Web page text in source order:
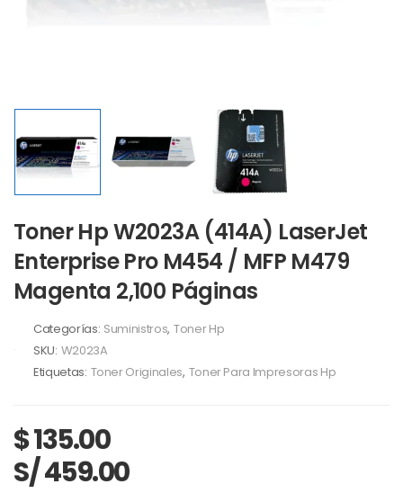
Toner Hp W2023A (414A) LaserJet
Enterprise Pro M454 / MFP M479
Magenta 2,100 Páginas
Categorías: Suministros, Toner Hp
SKU: W2023A
Etiquetas: Toner Originales, Toner Para Impresoras Hp
$135.00
S/ 459.00